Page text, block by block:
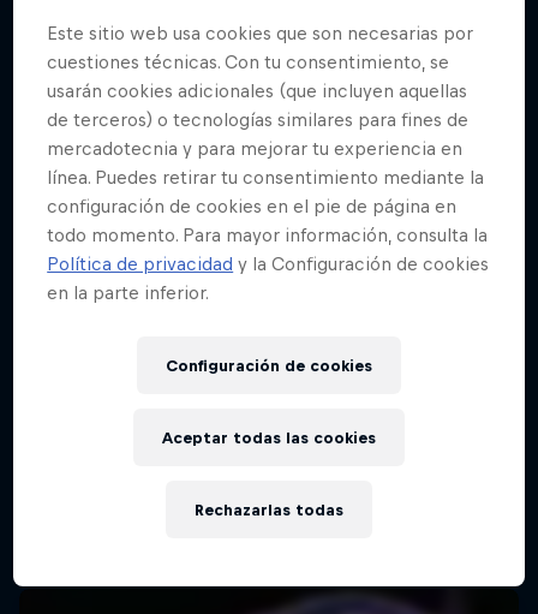
Red Bull Batalla Final Torneo de Plazas
Este sitio web usa cookies que son necesarias por
cuestiones técnicas. Con tu consentimiento, se
usarán cookies adicionales (que incluyen aquellas
de terceros) o tecnologías similares para fines de
mercadotecnia y para mejorar tu experiencia en
línea. Puedes retirar tu consentimiento mediante la
configuración de cookies en el pie de página en
todo momento. Para mayor información, consulta la
Política de privacidad y la Configuración de cookies
en la parte inferior.
Configuración de cookies
Rechazarlas todas
Aceptar todas las cookies